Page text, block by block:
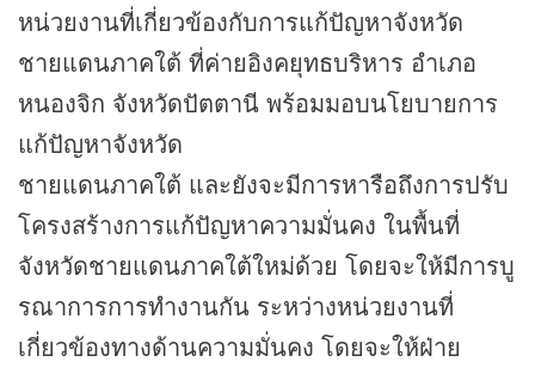
หน่วยงานที่เกี่ยวข้องกับการแก้ปัญหาจังหวัด
ชายแดนภาคใต้ ที่ค่ายอิงคยุทธบริหาร อำเภอ
หนองจิก จังหวัดปัตตานี พร้อมมอบนโยบายการ
แก้ปัญหาจังหวัด
ชายแดนภาคใต้ และยังจะมีการหารือถึงการปรับ
โครงสร้างการแก้ปัญหาความมั่นคง ในพื้นที่
จังหวัดชายแดนภาคใต้ใหม่ด้วย โดยจะให้มีการบู
รณาการการทำงานกัน ระหว่างหน่วยงานที่
เกี่ยวข้องทางด้านความมั่นคง โดยจะให้ฝ่าย